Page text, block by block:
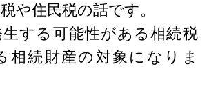
や住民税の話です。
する可能性がある相続税
相続財産の対象になりま